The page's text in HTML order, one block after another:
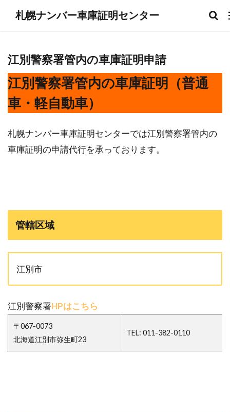
札幌ナンバー車庫証明センター
江別警察署管内の車庫証明申請
江別警察署管内の車庫証明（普通
車・軽自動車）
札幌ナンバー車庫証明センターでは江別警察署管内の
車庫証明の申請代行を承っております。
管轄区域
江別市
江別警察署HPはこちら
〒067-0073
北海道江別市弥生町23
TEL: 011-382-0110